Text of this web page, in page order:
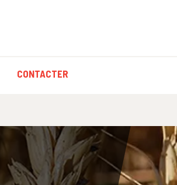
CONTACTER